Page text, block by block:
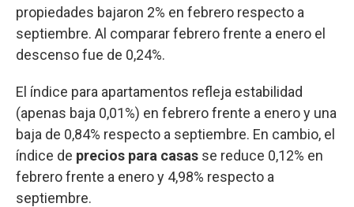
propiedades bajaron 2% en febrero respecto a
septiembre. Al comparar febrero frente a enero el
descenso fue de 0,24%.
El índice para apartamentos refleja estabilidad
(apenas baja 0,01%) en febrero frente a enero y una
baja de 0,84% respecto a septiembre. En cambio, el
índice de precios para casas se reduce 0,12% en
febrero frente a enero y 4,98% respecto a
septiembre.